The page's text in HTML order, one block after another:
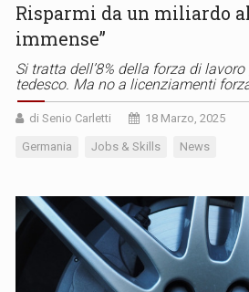
Risparmi da un miliardo
immense”
Si tratta dell’8% della forza di
tedesco. Ma no a licenziamenti
di Senio Carletti 18 Marzo, 2025
Germania Jobs & Skills News